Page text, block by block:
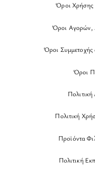
Όροι Χρήσης
Όροι Αγορών,
Όροι Συμμετοχής
Όροι
Πολιτική
Προϊόντα
Πολιτική